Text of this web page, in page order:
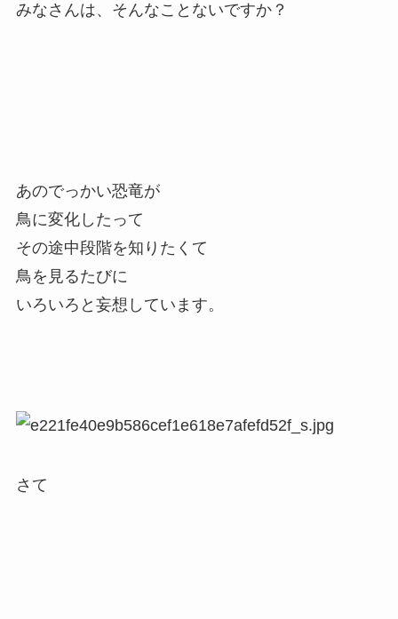
みなさんは、そんなことないですか？
あのでっかい恐竜が
鳥に変化したって
その途中段階を知りたくて
鳥を見るたびに
いろいろと妄想しています。
さて